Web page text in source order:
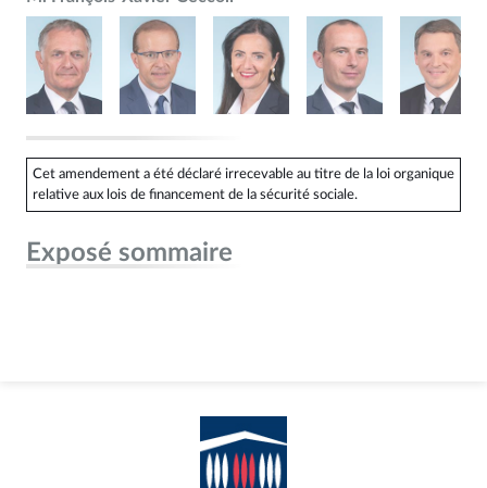
Cet amendement a été déclaré irrecevable au titre de la loi organique
relative aux lois de financement de la sécurité sociale.
Exposé sommaire